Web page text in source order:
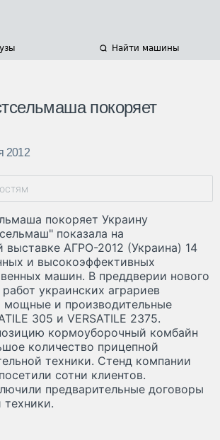
Найти машины
покоряет
2012
покоряет Украину
показала на
АГРО-2012 (Украина) 14
и высокоэффективных
машин. В преддверии нового
украинских аграриев
мощные и производительные
305 и VERSATILE 2375.
кормоуборочный комбайн
количество прицепной
техники. Стенд компании
сотни клиентов.
предварительные договоры